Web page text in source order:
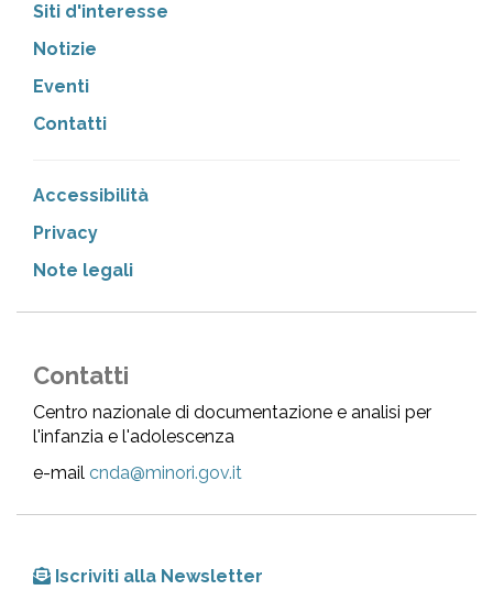
Siti d'interesse
Notizie
Eventi
Contatti
Accessibilità
Privacy
Note legali
Contatti
Centro nazionale di documentazione e analisi per
l'infanzia e l'adolescenza
e-mail cnda@minori.gov.it
Iscriviti alla Newsletter